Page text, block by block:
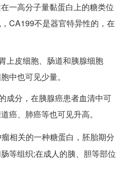
一高分子量黏蛋白上的糖类位
CA199不是器官特异性的，在
上皮细胞、肠道和胰腺细胞
中也可见少量。
成分，在胰腺癌患者血清中可
癌、肺癌等也可见升高。
相关的一种糖蛋白，胚胎期分
等组织;在成人的胰、胆等部位